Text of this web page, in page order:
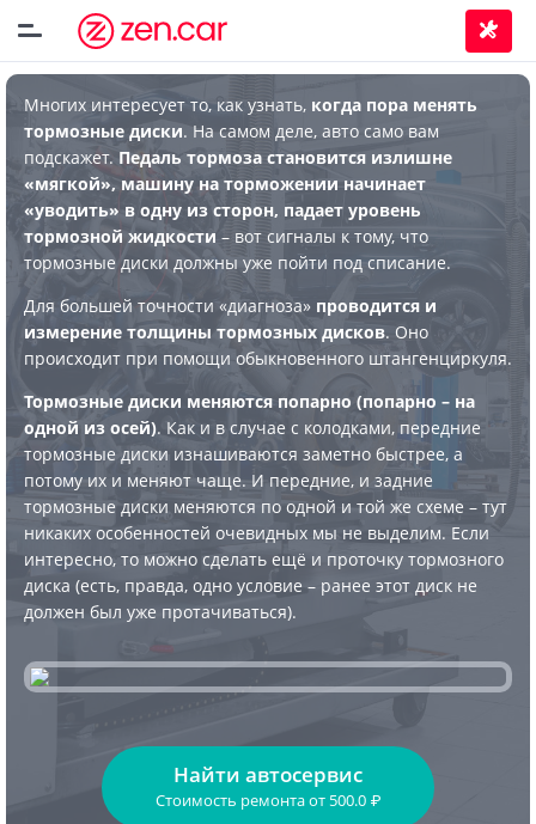
Многих интересует то, как узнать, когда пора менять
тормозные диски. На самом деле, авто само вам
подскажет. Педаль тормоза становится излишне
«мягкой», машину на торможении начинает
«уводить» в одну из сторон, падает уровень
тормозной жидкости – вот сигналы к тому, что
тормозные диски должны уже пойти под списание.
Для большей точности «диагноза» проводится и
измерение толщины тормозных дисков. Оно
происходит при помощи обыкновенного штангенциркуля.
Тормозные диски меняются попарно (попарно – на
одной из осей). Как и в случае с колодками, передние
тормозные диски изнашиваются заметно быстрее, а
потому их и меняют чаще. И передние, и задние
тормозные диски меняются по одной и той же схеме – тут
никаких особенностей очевидных мы не выделим. Если
интересно, то можно сделать ещё и проточку тормозного
диска (есть, правда, одно условие – ранее этот диск не
должен был уже протачиваться).
Найти автосервис
Стоимость ремонтаот 500.0 ₽